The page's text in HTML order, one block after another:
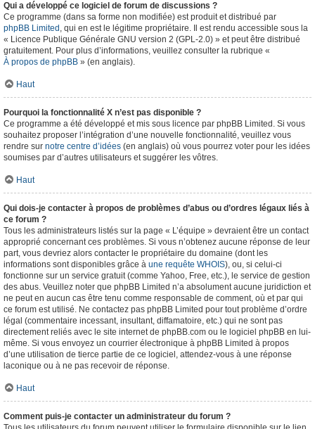
Qui a développé ce logiciel de forum de discussions ?
Ce programme (dans sa forme non modifiée) est produit et distribué par
phpBB Limited , qui en est le légitime propriétaire. Il est rendu accessible sous la
« Licence Publique Générale GNU version 2 (GPL-2.0) » et peut être distribué
gratuitement. Pour plus d’informations, veuillez consulter la rubrique «
À propos de phpBB » (en anglais).
Haut
Pourquoi la fonctionnalité X n’est pas disponible ?
Ce programme a été développé et mis sous licence par phpBB Limited. Si vous
souhaitez proposer l’intégration d’une nouvelle fonctionnalité, veuillez vous
rendre sur notre centre d’idées (en anglais) où vous pourrez voter pour les idées
soumises par d’autres utilisateurs et suggérer les vôtres.
Haut
Qui dois-je contacter à propos de problèmes d’abus ou d’ordres légaux liés à
ce forum ?
Tous les administrateurs listés sur la page « L’équipe » devraient être un contact
approprié concernant ces problèmes. Si vous n’obtenez aucune réponse de leur
part, vous devriez alors contacter le propriétaire du domaine (dont les
informations sont disponibles grâce à une requête WHOIS), ou, si celui-ci
fonctionne sur un service gratuit (comme Yahoo, Free, etc.), le service de gestion
des abus. Veuillez noter que phpBB Limited n’a absolument aucune juridiction et
ne peut en aucun cas être tenu comme responsable de comment, où et par qui
ce forum est utilisé. Ne contactez pas phpBB Limited pour tout problème d’ordre
légal (commentaire incessant, insultant, diffamatoire, etc.) qui ne sont pas
directement reliés avec le site internet de phpBB.com ou le logiciel phpBB en lui-
même. Si vous envoyez un courrier électronique à phpBB Limited à propos
d’une utilisation de tierce partie de ce logiciel, attendez-vous à une réponse
laconique ou à ne pas recevoir de réponse.
Haut
Comment puis-je contacter un administrateur du forum ?